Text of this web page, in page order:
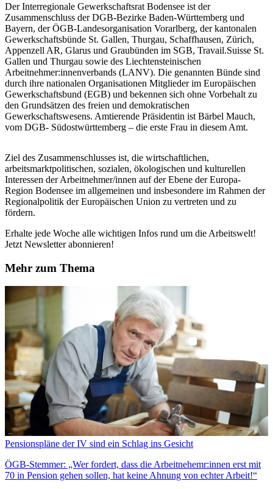
Der Interregionale Gewerkschaftsrat Bodensee ist der
Zusammenschluss der DGB-Bezirke Baden-Württemberg und
Bayern, der ÖGB-Landesorganisation Vorarlberg, der kantonalen
Gewerkschaftsbünde St. Gallen, Thurgau, Schaffhausen, Zürich,
Appenzell AR, Glarus und Graubünden im SGB, Travail.Suisse St.
Gallen und Thurgau sowie des Liechtensteinischen
Arbeitnehmer:innenverbands (LANV). Die genannten Bünde sind
durch ihre nationalen Organisationen Mitglieder im Europäischen
Gewerkschaftsbund (EGB) und bekennen sich ohne Vorbehalt zu
den Grundsätzen des freien und demokratischen
Gewerkschaftswesens. Amtierende Präsidentin ist Bärbel Mauch,
vom DGB- Südostwürttemberg – die erste Frau in diesem Amt.
Ziel des Zusammenschlusses ist, die wirtschaftlichen,
arbeitsmarktpolitischen, sozialen, ökologischen und kulturellen
Interessen der Arbeitnehmer/innen auf der Ebene der Europa-
Region Bodensee im allgemeinen und insbesondere im Rahmen der
Regionalpolitik der Europäischen Union zu vertreten und zu
fördern.
Erhalte jede Woche alle wichtigen Infos rund um die Arbeitswelt!
Jetzt Newsletter abonnieren!
Mehr zum Thema
Pensionspläne der IV sind ein Schlag ins Gesicht
ÖGB-Stemmer: „Wer fordert, dass die Arbeitnehemr:innen erst mit
70 in Pension gehen sollen, hat keine Ahnung von echter Arbeit!“